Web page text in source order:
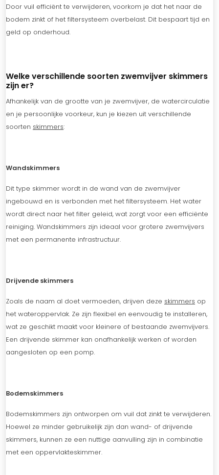
Door vuil efficiënt te verwijderen, voorkom je dat het naar de
bodem zinkt of het filtersysteem overbelast. Dit bespaart tijd en
geld op onderhoud.
Welke verschillende soorten zwemvijver skimmers
zijn er?
Afhankelijk van de grootte van je zwemvijver, de watercirculatie
en je persoonlijke voorkeur, kun je kiezen uit verschillende
soorten skimmers:
Wandskimmers
Dit type skimmer wordt in de wand van de zwemvijver
ingebouwd en is verbonden met het filtersysteem. Het water
wordt direct naar het filter geleid, wat zorgt voor een efficiënte
reiniging. Wandskimmers zijn ideaal voor grotere zwemvijvers
met een permanente infrastructuur.
Drijvende skimmers
Zoals de naam al doet vermoeden, drijven deze skimmers op
het wateroppervlak. Ze zijn flexibel en eenvoudig te installeren,
wat ze geschikt maakt voor kleinere of bestaande zwemvijvers.
Een drijvende skimmer kan onafhankelijk werken of worden
aangesloten op een pomp.
Bodemskimmers
Bodemskimmers zijn ontworpen om vuil dat zinkt te verwijderen.
Hoewel ze minder gebruikelijk zijn dan wand- of drijvende
skimmers, kunnen ze een nuttige aanvulling zijn in combinatie
met een oppervlakteskimmer.